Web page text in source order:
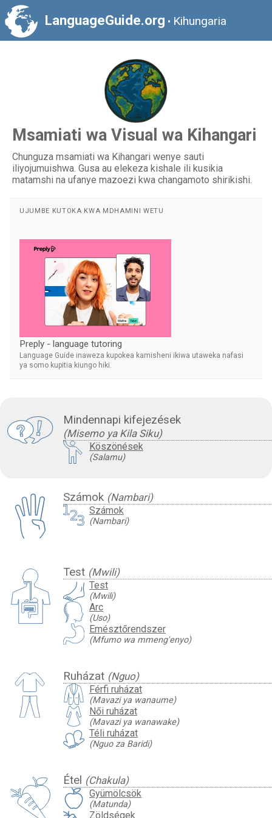
LanguageGuide.org • Kihungaria
Msamiati wa Visual wa Kihangari
Chunguza msamiati wa Kihangari wenye sauti
iliyojumuishwa. Gusa au elekeza kishale ili kusikia
matamshi na ufanye mazoezi kwa changamoto shirikishi.
Mindennapi kifejezések
(Misemo ya Kila Siku)
Köszönések
(Salamu)
Számok (Nambari)
Számok
(Nambari)
Test (Mwili)
Test
(Mwili)
Arc
(Uso)
Emésztőrendszer
(Mfumo wa mmeng'enyo)
Ruházat (Nguo)
Férfi ruházat
(Mavazi ya wanaume)
Női ruházat
(Mavazi ya wanawake)
Téli ruházat
(Nguo za Baridi)
Étel (Chakula)
Gyümölcsök
(Matunda)
Zöldségek
UJUMBE KUTOKA KWA MDHAMINI WETU
Preply - language tutoring
Language Guide inaweza kupokea kamisheni ikiwa utaweka nafasi
ya somo kupitia kiungo hiki.